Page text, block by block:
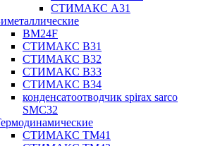
СТИМАКС А31
BM24F
СТИМАКС B31
СТИМАКС В32
СТИМАКС В33
СТИМАКС B34
конденсатоотводчик spirax sarco
SMC32
СТИМАКС ТМ41